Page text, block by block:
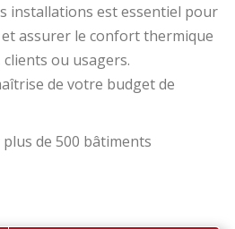
installations est essentiel pour
assurer le confort thermique
ou usagers.
de votre budget de
de 500 bâtiments